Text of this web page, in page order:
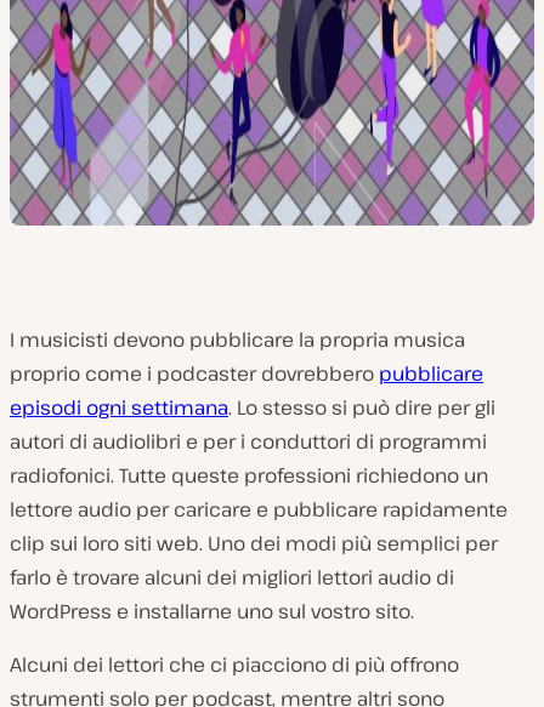
I musicisti devono pubblicare la propria musica
proprio come i podcaster dovrebbero pubblicare
episodi ogni settimana. Lo stesso si può dire per gli
autori di audiolibri e per i conduttori di programmi
radiofonici. Tutte queste professioni richiedono un
lettore audio per caricare e pubblicare rapidamente
clip sui loro siti web. Uno dei modi più semplici per
farlo è trovare alcuni dei migliori lettori audio di
WordPress e installarne uno sul vostro sito.
Alcuni dei lettori che ci piacciono di più offrono
strumenti solo per podcast, mentre altri sono